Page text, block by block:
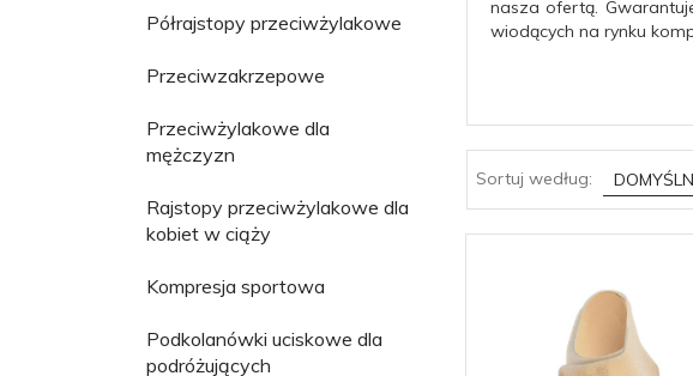
Półrajstopy przeciwżylakowe
Przeciwzakrzepowe
Przeciwżylakowe dla
mężczyzn
Rajstopy przeciwżylakowe dla
kobiet w ciąży
Kompresja sportowa
Podkolanówki uciskowe dla
podróżujących
nasza ofertą.
wiodących na rynku
Sortuj według: sort